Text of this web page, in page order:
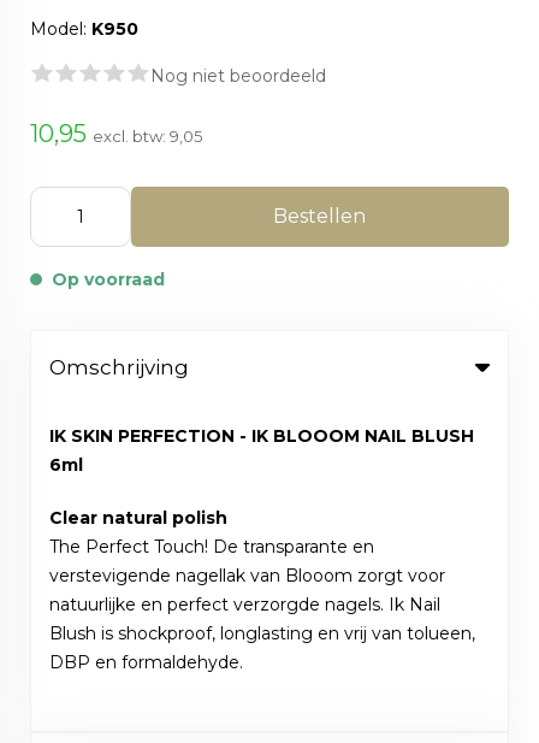
Model: K950
Nog niet beoordeeld
10,95 excl. btw: 9,05
Bestellen
Op voorraad
Omschrijving
IK SKIN PERFECTION - IK BLOOOM NAIL BLUSH
6ml
Clear natural polish
The Perfect Touch! De transparante en
verstevigende nagellak van Blooom zorgt voor
natuurlijke en perfect verzorgde nagels. Ik Nail
Blush is shockproof, longlasting en vrij van tolueen,
DBP en formaldehyde.